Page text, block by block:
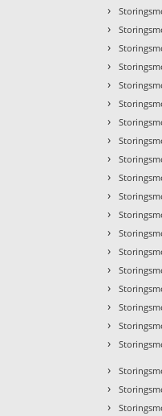
›
›
›
›
›
›
›
›
›
›
›
›
›
›
›
›
›
›
›
›
›
›